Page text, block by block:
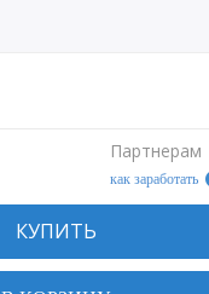
Партнерам
как заработать
КУПИТЬ